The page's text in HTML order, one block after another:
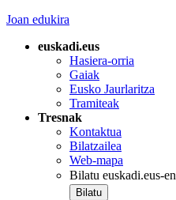
Joan edukira
euskadi.eus
Hasiera-orria
Gaiak
Eusko Jaurlaritza
Tramiteak
Tresnak
Kontaktua
Bilatzailea
Web-mapa
Bilatu euskadi.eus-en